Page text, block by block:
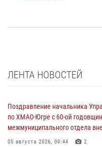
ЛЕНТА НОВОСТЕЙ
Поздравление начальника
по ХМАО-Югре с 60-ой
межмуниципального отдела
05 августа 2026, 09:44 2